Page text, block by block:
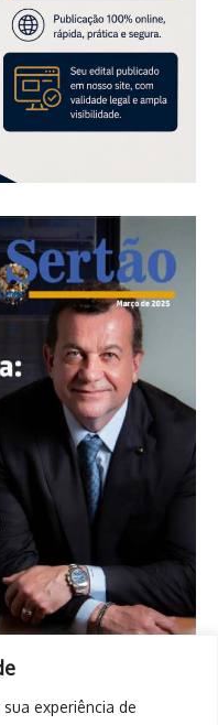
experiência de